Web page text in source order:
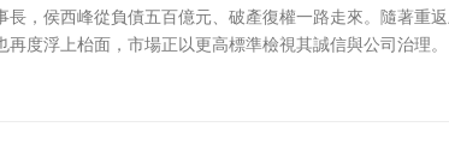
長，侯西峰從負債五百億元、破產復權一路走來。隨著重
度浮上枱面，市場正以更高標準檢視其誠信與公司治理。